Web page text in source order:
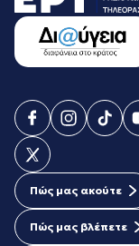
Πώς μας ακούτε
Πώς μας βλέπετε